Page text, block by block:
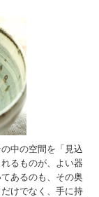
中の空間を「見込
るものが、よい器
あるのも、その奥
けでなく、手に持